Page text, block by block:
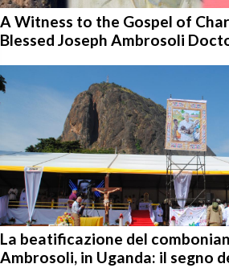
A Witness to the Gospel of
Blessed Joseph Ambrosoli
La beatificazione del
Ambrosoli, in Uganda: il segno